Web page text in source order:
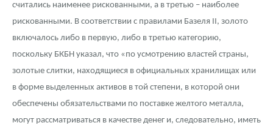
считались наименее рискованными, а в третью – наиболее
рискованными. В соответствии с правилами Базеля II, золото
включалось либо в первую, либо в третью категорию,
поскольку БКБН указал, что «по усмотрению властей страны,
золотые слитки, находящиеся в официальных хранилищах или
в форме выделенных активов в той степени, в которой они
обеспечены обязательствами по поставке желтого металла,
могут рассматриваться в качестве денег и, следовательно, иметь